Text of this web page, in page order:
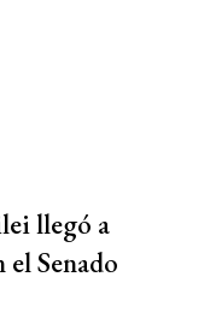
llegó a
Senado